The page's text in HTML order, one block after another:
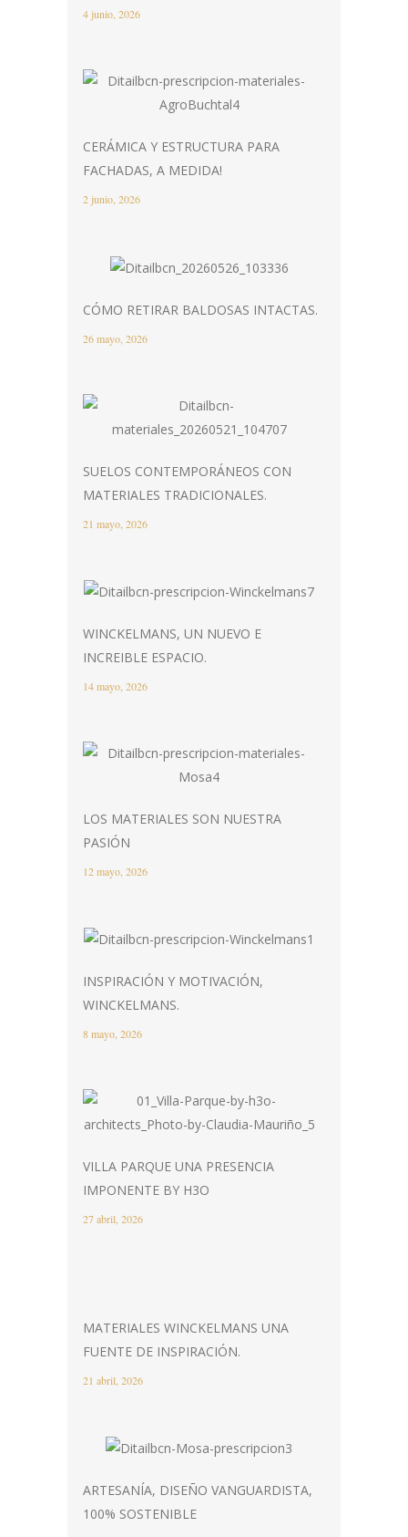
4 junio, 2026
CERÁMICA Y ESTRUCTURA PARA
FACHADAS, A MEDIDA!
2 junio, 2026
CÓMO RETIRAR BALDOSAS INTACTAS.
26 mayo, 2026
SUELOS CONTEMPORÁNEOS CON
MATERIALES TRADICIONALES.
21 mayo, 2026
WINCKELMANS, UN NUEVO E
INCREIBLE ESPACIO.
14 mayo, 2026
LOS MATERIALES SON NUESTRA
PASIÓN
12 mayo, 2026
INSPIRACIÓN Y MOTIVACIÓN,
WINCKELMANS.
8 mayo, 2026
VILLA PARQUE UNA PRESENCIA
IMPONENTE BY H3O
27 abril, 2026
MATERIALES WINCKELMANS UNA
FUENTE DE INSPIRACIÓN.
21 abril, 2026
ARTESANÍA, DISEÑO VANGUARDISTA,
100% SOSTENIBLE